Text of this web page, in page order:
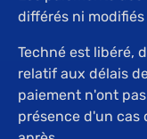
différés ni
Techné est libéré,
relatif aux délais
paiement n'ont
présence d'un cas